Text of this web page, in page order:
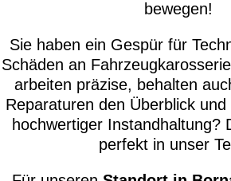
bewegen!
Sie haben ein Gespür für
Schäden an
arbeiten präzise, behalten
Reparaturen den Überblick
hochwertiger Instandhaltung?
perfekt in unser